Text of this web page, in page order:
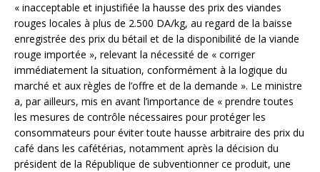
« inacceptable et injustifiée la hausse des prix des viandes
rouges locales à plus de 2.500 DA/kg, au regard de la baisse
enregistrée des prix du bétail et de la disponibilité de la viande
rouge importée », relevant la nécessité de « corriger
immédiatement la situation, conformément à la logique du
marché et aux règles de l’offre et de la demande ». Le ministre
a, par ailleurs, mis en avant l’importance de « prendre toutes
les mesures de contrôle nécessaires pour protéger les
consommateurs pour éviter toute hausse arbitraire des prix du
café dans les cafétérias, notamment après la décision du
président de la République de subventionner ce produit, une